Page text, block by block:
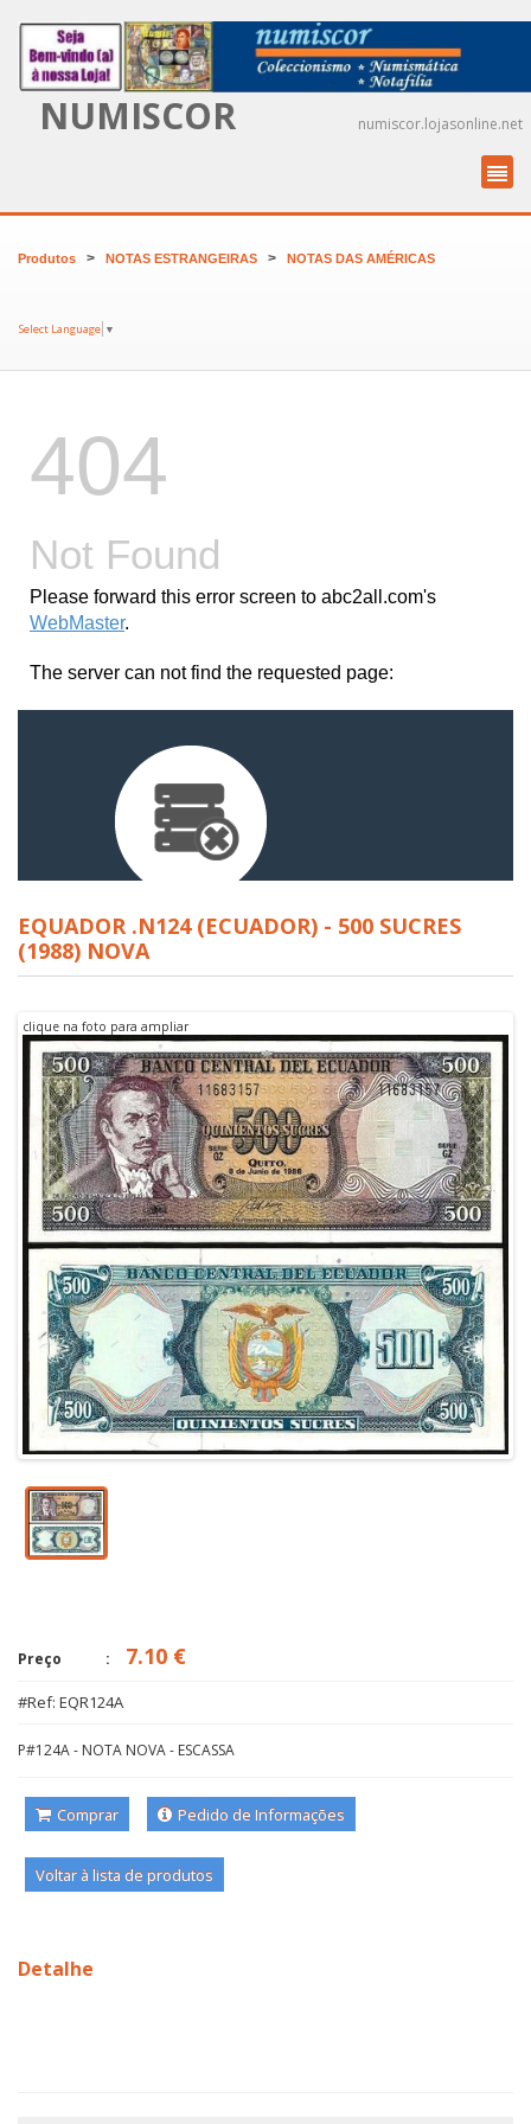
NUMISCOR numiscor.lojasonline.net
Produtos > NOTAS ESTRANGEIRAS > NOTAS DAS AMÉRICAS
Select Language ▼
EQUADOR .N124 (ECUADOR) - 500 SUCRES
(1988) NOVA
clique na foto para ampliar
Preço 7.10 €
#Ref: EQR124A
P#124A - NOTA NOVA - ESCASSA
Comprar Pedido de Informações
Voltar à lista de produtos
Detalhe